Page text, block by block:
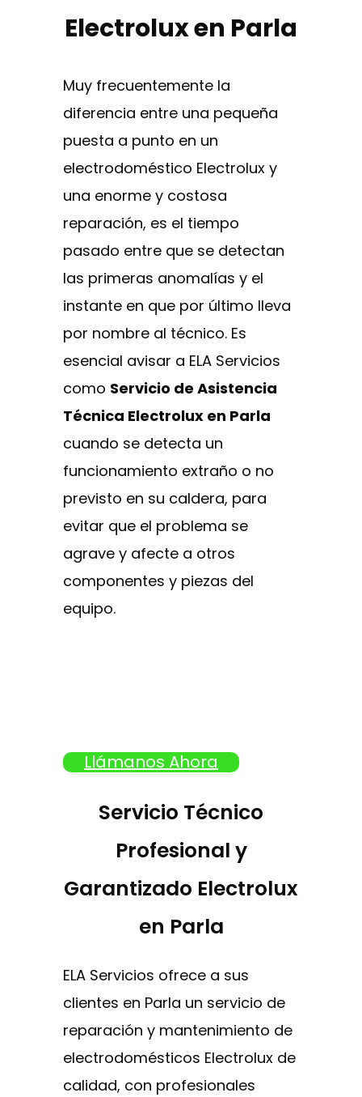
Electrolux en Parla
Muy frecuentemente la
diferencia entre una pequeña
puesta a punto en un
electrodoméstico Electrolux y
una enorme y costosa
reparación, es el tiempo
pasado entre que se detectan
las primeras anomalías y el
instante en que por último lleva
por nombre al técnico. Es
esencial avisar a ELA Servicios
como Servicio de Asistencia
Técnica Electrolux en Parla
cuando se detecta un
funcionamiento extraño o no
previsto en su caldera, para
evitar que el problema se
agrave y afecte a otros
componentes y piezas del
equipo.
Llámanos Ahora
Servicio Técnico
Profesional y
Garantizado Electrolux
en Parla
ELA Servicios ofrece a sus
clientes en Parla un servicio de
reparación y mantenimiento de
electrodomésticos Electrolux de
calidad, con profesionales